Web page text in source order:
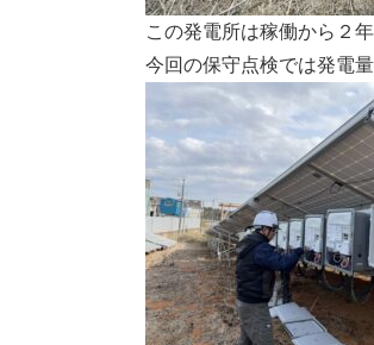
この発電所は稼働から２
今回の保守点検では発電